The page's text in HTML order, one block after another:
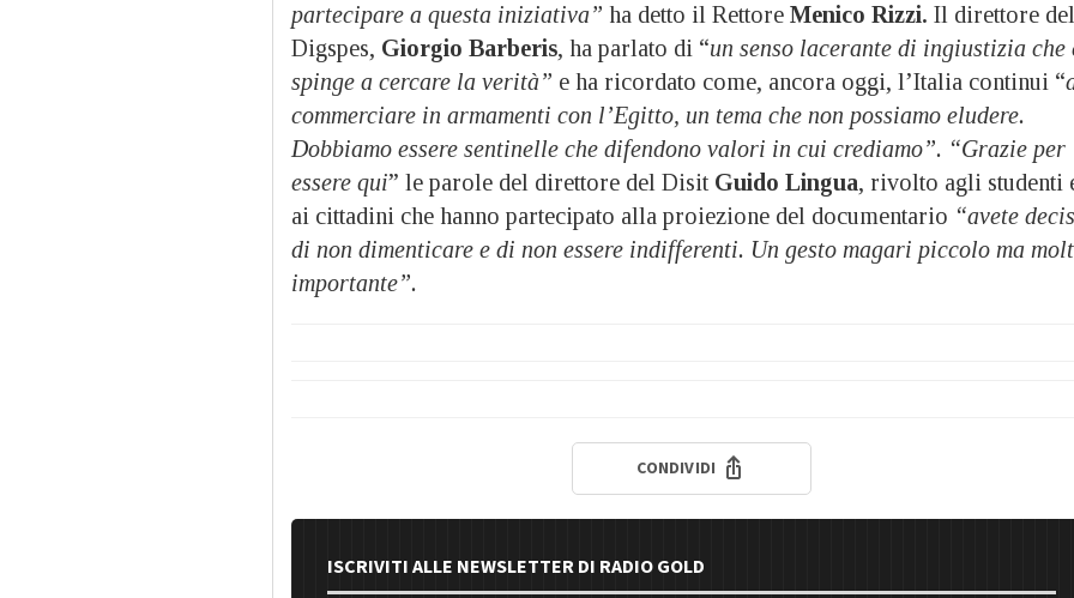
partecipare a questa iniziativa” ha detto il Rettore Menico Rizzi. Il direttore del
Digspes, Giorgio Barberis, ha parlato di “un senso lacerante di ingiustizia che
spinge a cercare la verità” e ha ricordato come, ancora oggi, l’Italia continui “
commerciare in armamenti con l’Egitto, un tema che non possiamo eludere.
Dobbiamo essere sentinelle che difendono valori in cui crediamo”. “Grazie per
essere qui” le parole del direttore del Disit Guido Lingua, rivolto agli studenti
ai cittadini che hanno partecipato alla proiezione del documentario “avete
di non dimenticare e di non essere indifferenti. Un gesto magari piccolo ma
importante”.
CONDIVIDI
ISCRIVITI ALLE NEWSLETTER DI RADIO GOLD